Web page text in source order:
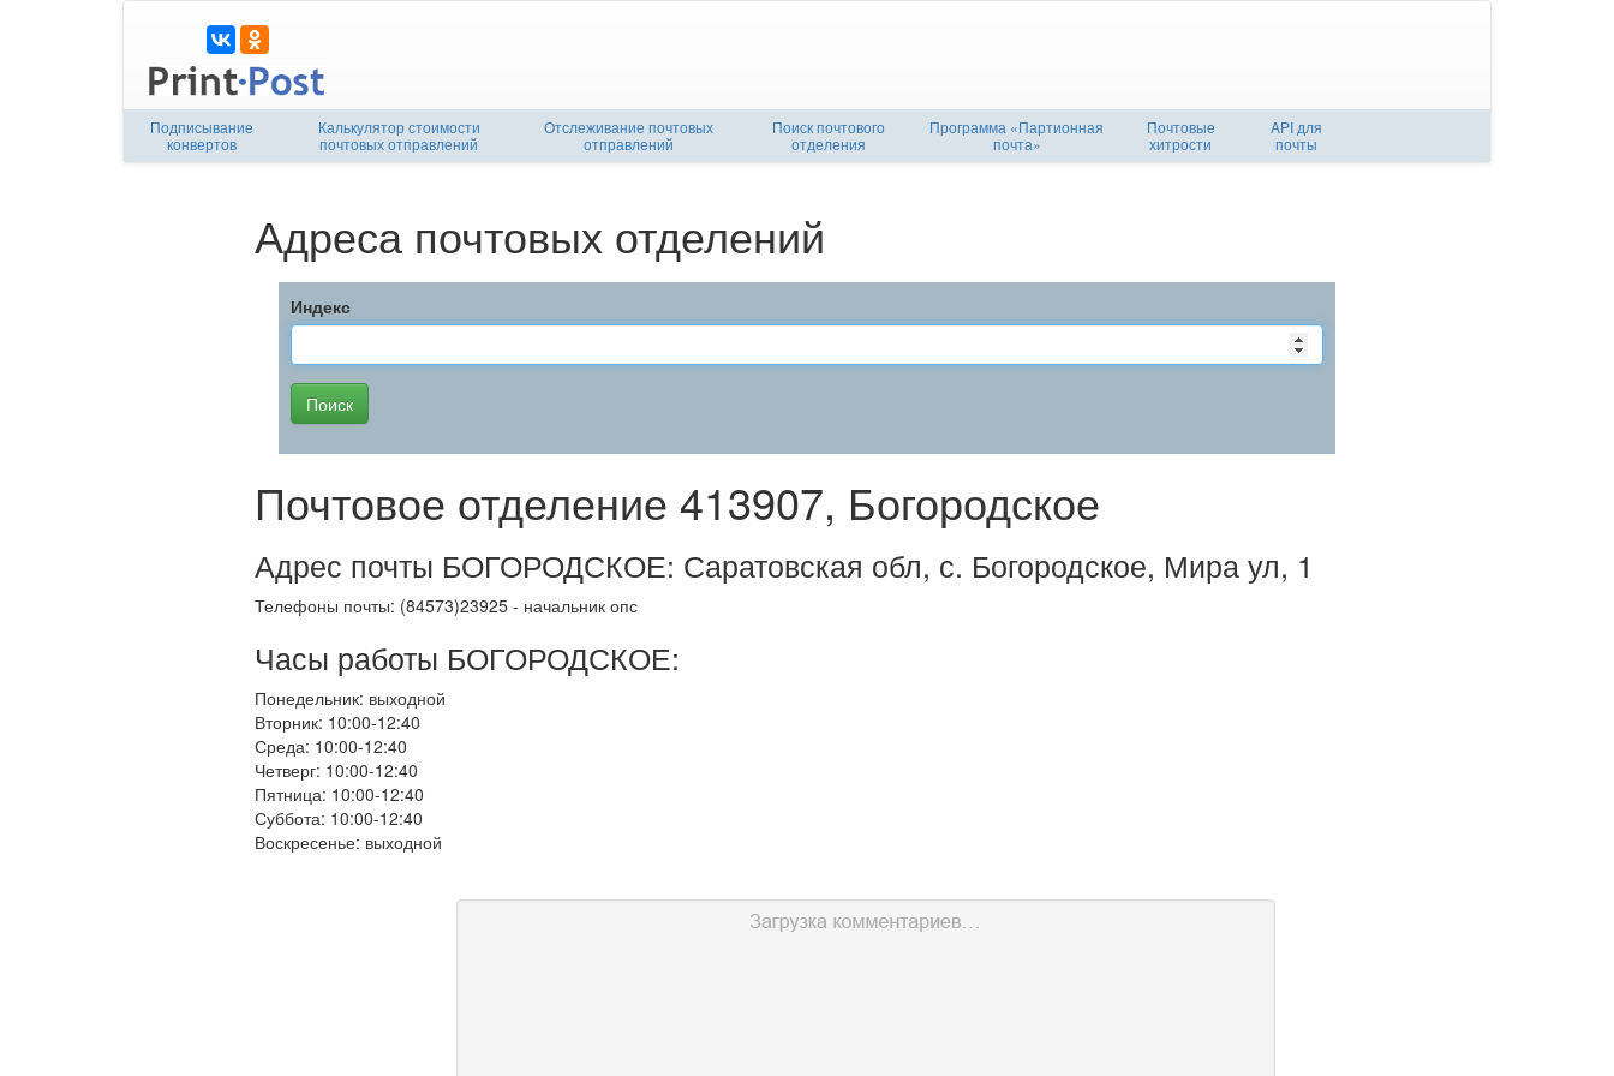
Подписывание
конвертов
Калькулятор стоимости
почтовых отправлений
Отслеживание почтовых
отправлений
Поиск почтового
отделения
Программа «Партионная
почта»
Почтовые
хитрости
API для
почты
Адреса почтовых отделений
Индекс
Почтовое отделение 413907, Богородское
Адрес почты БОГОРОДСКОЕ: Саратовская обл, с. Богородское, Мира ул, 1
Телефоны почты: (84573)23925 - начальник опс
Часы работы БОГОРОДСКОЕ:
Понедельник: выходной
Вторник: 10:00-12:40
Среда: 10:00-12:40
Четверг: 10:00-12:40
Пятница: 10:00-12:40
Суббота: 10:00-12:40
Воскресенье: выходной